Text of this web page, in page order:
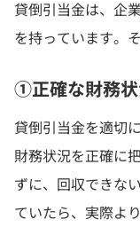
貸倒引当金は、企
を持っています。
①正確な財務
貸倒引当金を適切
財務状況を正確に
ずに、回収できな
ていたら、実際よ